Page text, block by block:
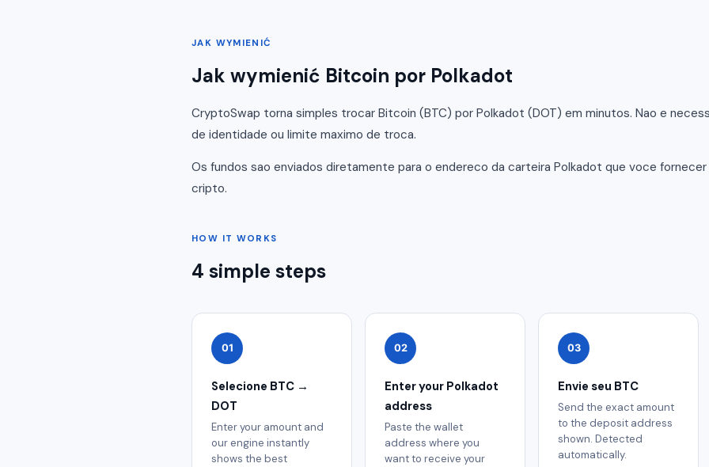
JAK WYMIENIĆ
Jak wymienić Bitcoin por Polkadot
CryptoSwap torna simples trocar Bitcoin (BTC) por Polkadot (DOT) em minutos. Nao e
de identidade ou limite maximo de troca.
Os fundos sao enviados diretamente para o endereco da carteira Polkadot que voce
cripto.
HOW IT WORKS
4 simple steps
01
Selecione BTC →
DOT
Enter your amount and
our engine instantly
shows the best
02
Enter your Polkadot
address
Paste the wallet
address where you
want to receive your
03
Envie seu BTC
Send the exact amount
to the deposit address
shown. Detected
automatically.